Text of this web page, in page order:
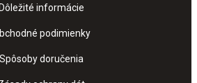
Dôležité informácie
podimienky
Spôsoby doručenia